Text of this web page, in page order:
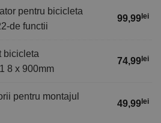
pentru bicicleta
de functii
99,99 lei
bicicleta
8 x 900mm
74,99 lei
pentru montajul
49,99 lei